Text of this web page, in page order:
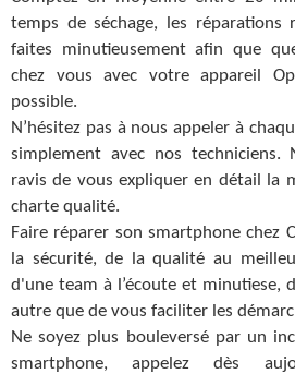
temps de séchage, les réparations
faites minutieusement afin que
chez vous avec votre appareil
possible.
N’hésitez pas à nous appeler à
simplement avec nos techniciens.
ravis de vous expliquer en détail la
charte qualité.
Faire réparer son smartphone chez
la sécurité, de la qualité au
d'une team à l’écoute et minutiese,
autre que de vous faciliter les
Ne soyez plus bouleversé par un
smartphone, appelez dès